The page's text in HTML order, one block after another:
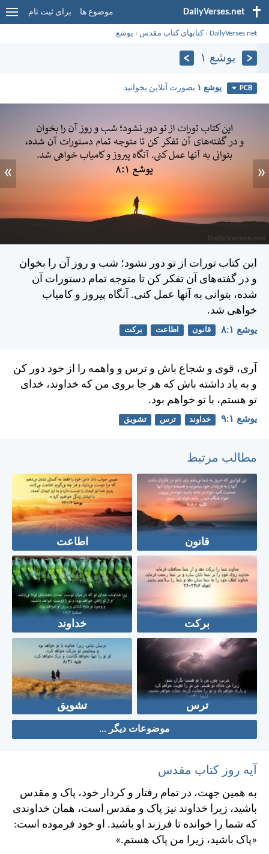
DailyVerses.net موضوع ها برای ثبت نام
DailyVerses.net
›کتابهای کتاب مقدس › يوشع
يوشع ۱
PCB يوشع ۱ بصورت آنلاین بخوانید
«
»
اين كتاب تورات از تو دور نشود؛ شب و روز آن را بخوان
و در گفته‌های آن تفكر كن تا متوجه تمام دستورات آن
شده، بتوانی به آنها عمل كنی. آنگاه پيروز و كامياب
خواهی شد.
يوشع ۱:‏۸ قانون اطاعت برکت
آری، قوی و شجاع باش و ترس و واهمه را از خود دور كن
و به ياد داشته باش كه هر جا بروی من كه خداوند، خدای
تو هستم، با تو خواهم بود.
يوشع ۱:‏۹ خداوند ترس تشویق
مطالب مرتبط
قانون اطاعت
برکت خداوند
ترس تشویق
موضوعات دیگر ...
آیه روز کتاب مقدس
به همين جهت، در تمام رفتار و كردار خود، پاک و مقدس
باشيد، زيرا خداوند نيز پاک و مقدس است، همان خداوندی
كه شما را خوانده تا فرزند او باشيد. او خود فرموده است:
«پاک باشيد، زيرا من پاک هستم.»